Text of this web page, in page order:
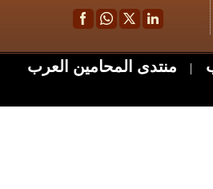
منتدى المحامين العرب